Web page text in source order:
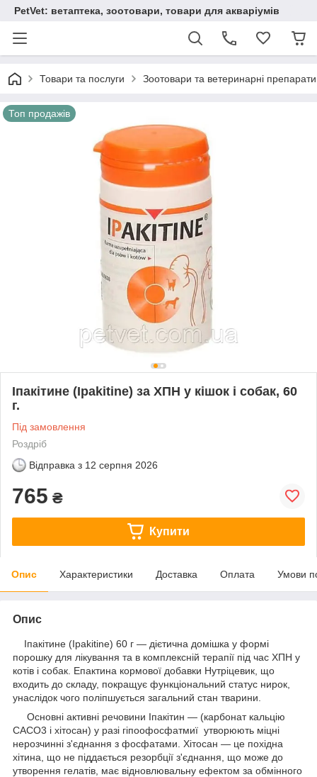
PetVet: ветаптека, зоотовари, товари для акваріумів
Товари та послуги Зоотовари та ветеринарні препарати
Топ продажів
Іпакітине (Ipakitine) за ХПН у кішок і собак, 60
г.
Під замовлення
Роздріб
Відправка з 12 серпня 2026
765 ₴
Купити
Опис Характеристики Доставка Оплата Умови
Опис
Іпакітине (Ipakitine) 60 г — дієтична домішка у формі
порошку для лікування та в комплексній терапії під час ХПН у
котів і собак. Епактина кормової добавки Нутріцевик, що
входить до складу, покращує функціональний статус нирок,
унаслідок чого поліпшується загальний стан тварини.
Основні активні речовини Іпакітин — (карбонат кальцію
CACO3 і хітосан) у разі гіпоофосфатмиї утворюють міцні
нерозчинні з'єднання з фосфатами. Хітосан — це похідна
хітина, що не піддається резорбції з'єднання, що може до
утворення гелатів, має відновлювальну ефектом за обмінного